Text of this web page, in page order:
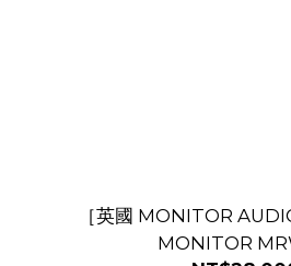
［英國 MONITOR
MONITOR